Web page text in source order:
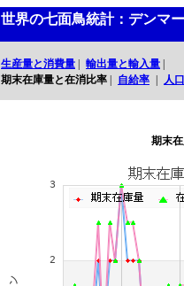
世界の七面鳥統計：デンマ
生産量と消費量 輸出量と輸入量
期末在庫量と在消比率
自給率 人口
期末